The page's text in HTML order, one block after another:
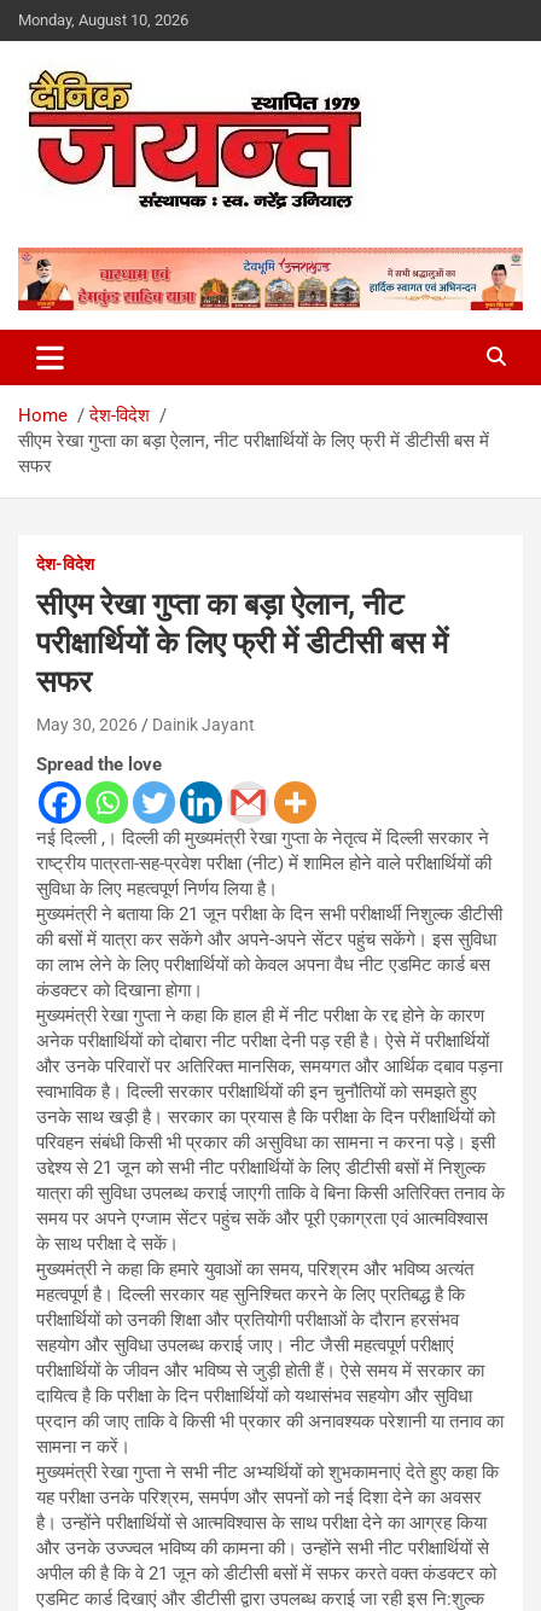
Skip
to
Monday, August 10, 2026
Dainik Jayant
Home
देश-विदेश
सीएम रेखा गुप्ता का बड़ा ऐलान, नीट परीक्षार्थियों के लिए फ्री में डीटीसी बस में
सफर
देश-विदेश
सीएम रेखा गुप्ता का बड़ा ऐलान, नीट
परीक्षार्थियों के लिए फ्री में डीटीसी बस में
सफर
May 30, 2026 Dainik Jayant
Spread the love
नई दिल्ली ,। दिल्ली की मुख्यमंत्री रेखा गुप्ता के नेतृत्व में दिल्ली सरकार ने
राष्ट्रीय पात्रता-सह-प्रवेश परीक्षा (नीट) में शामिल होने वाले परीक्षार्थियों की
सुविधा के लिए महत्वपूर्ण निर्णय लिया है।
मुख्यमंत्री ने बताया कि 21 जून परीक्षा के दिन सभी परीक्षार्थी निशुल्क डीटीसी
की बसों में यात्रा कर सकेंगे और अपने-अपने सेंटर पहुंच सकेंगे। इस सुविधा
का लाभ लेने के लिए परीक्षार्थियों को केवल अपना वैध नीट एडमिट कार्ड बस
कंडक्टर को दिखाना होगा।
मुख्यमंत्री रेखा गुप्ता ने कहा कि हाल ही में नीट परीक्षा के रद्द होने के कारण
अनेक परीक्षार्थियों को दोबारा नीट परीक्षा देनी पड़ रही है। ऐसे में परीक्षार्थियों
और उनके परिवारों पर अतिरिक्त मानसिक, समयगत और आर्थिक दबाव पड़ना
स्वाभाविक है। दिल्ली सरकार परीक्षार्थियों की इन चुनौतियों को समझते हुए
उनके साथ खड़ी है। सरकार का प्रयास है कि परीक्षा के दिन परीक्षार्थियों को
परिवहन संबंधी किसी भी प्रकार की असुविधा का सामना न करना पड़े। इसी
उद्देश्य से 21 जून को सभी नीट परीक्षार्थियों के लिए डीटीसी बसों में निशुल्क
यात्रा की सुविधा उपलब्ध कराई जाएगी ताकि वे बिना किसी अतिरिक्त तनाव के
समय पर अपने एग्जाम सेंटर पहुंच सकें और पूरी एकाग्रता एवं आत्मविश्वास
के साथ परीक्षा दे सकें।
मुख्यमंत्री ने कहा कि हमारे युवाओं का समय, परिश्रम और भविष्य अत्यंत
महत्वपूर्ण है। दिल्ली सरकार यह सुनिश्चित करने के लिए प्रतिबद्ध है कि
परीक्षार्थियों को उनकी शिक्षा और प्रतियोगी परीक्षाओं के दौरान हरसंभव
सहयोग और सुविधा उपलब्ध कराई जाए। नीट जैसी महत्वपूर्ण परीक्षाएं
परीक्षार्थियों के जीवन और भविष्य से जुड़ी होती हैं। ऐसे समय में सरकार का
दायित्व है कि परीक्षा के दिन परीक्षार्थियों को यथासंभव सहयोग और सुविधा
प्रदान की जाए ताकि वे किसी भी प्रकार की अनावश्यक परेशानी या तनाव का
सामना न करें।
मुख्यमंत्री रेखा गुप्ता ने सभी नीट अभ्यर्थियों को शुभकामनाएं देते हुए कहा कि
यह परीक्षा उनके परिश्रम, समर्पण और सपनों को नई दिशा देने का अवसर
है। उन्होंने परीक्षार्थियों से आत्मविश्वास के साथ परीक्षा देने का आग्रह किया
और उनके उज्ज्वल भविष्य की कामना की। उन्होंने सभी नीट परीक्षार्थियों से
अपील की है कि वे 21 जून को डीटीसी बसों में सफर करते वक्त कंडक्टर को
एडमिट कार्ड दिखाएं और डीटीसी द्वारा उपलब्ध कराई जा रही इस नि:शुल्क